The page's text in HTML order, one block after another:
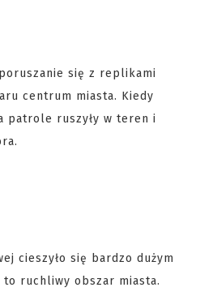
się z replikami
centrum miasta. Kiedy
patrole ruszyły w teren i
cieszyło się bardzo dużym
to ruchliwy obszar miasta.